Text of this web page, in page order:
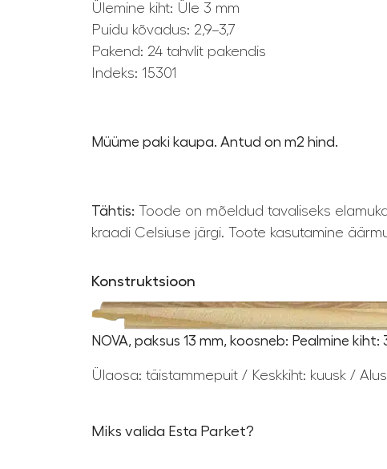
Ülemine kiht: Üle 3 mm
Puidu kõvadus: 2,9–3,7
Pakend: 24 tahvlit pakendis
Indeks: 15301
Müüme paki kaupa. Antud on m2 hind.
Tähtis: Toode on mõeldud tavaliseks
kraadi Celsiuse järgi. Toote kasutamine
Konstruktsioon
NOVA, paksus 13 mm, koosneb: Pealmine
Ülaosa: täistammepuit / Keskkiht: kuusk /
Miks valida Esta Parket?